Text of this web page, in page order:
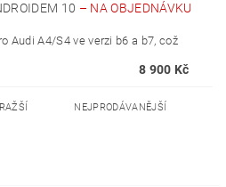
10 – NA OBJEDNÁVKU
Audi A4/S4 ve verzi b6 a b7, což
8 900 Kč
NEJPRODÁVANĚJŠÍ